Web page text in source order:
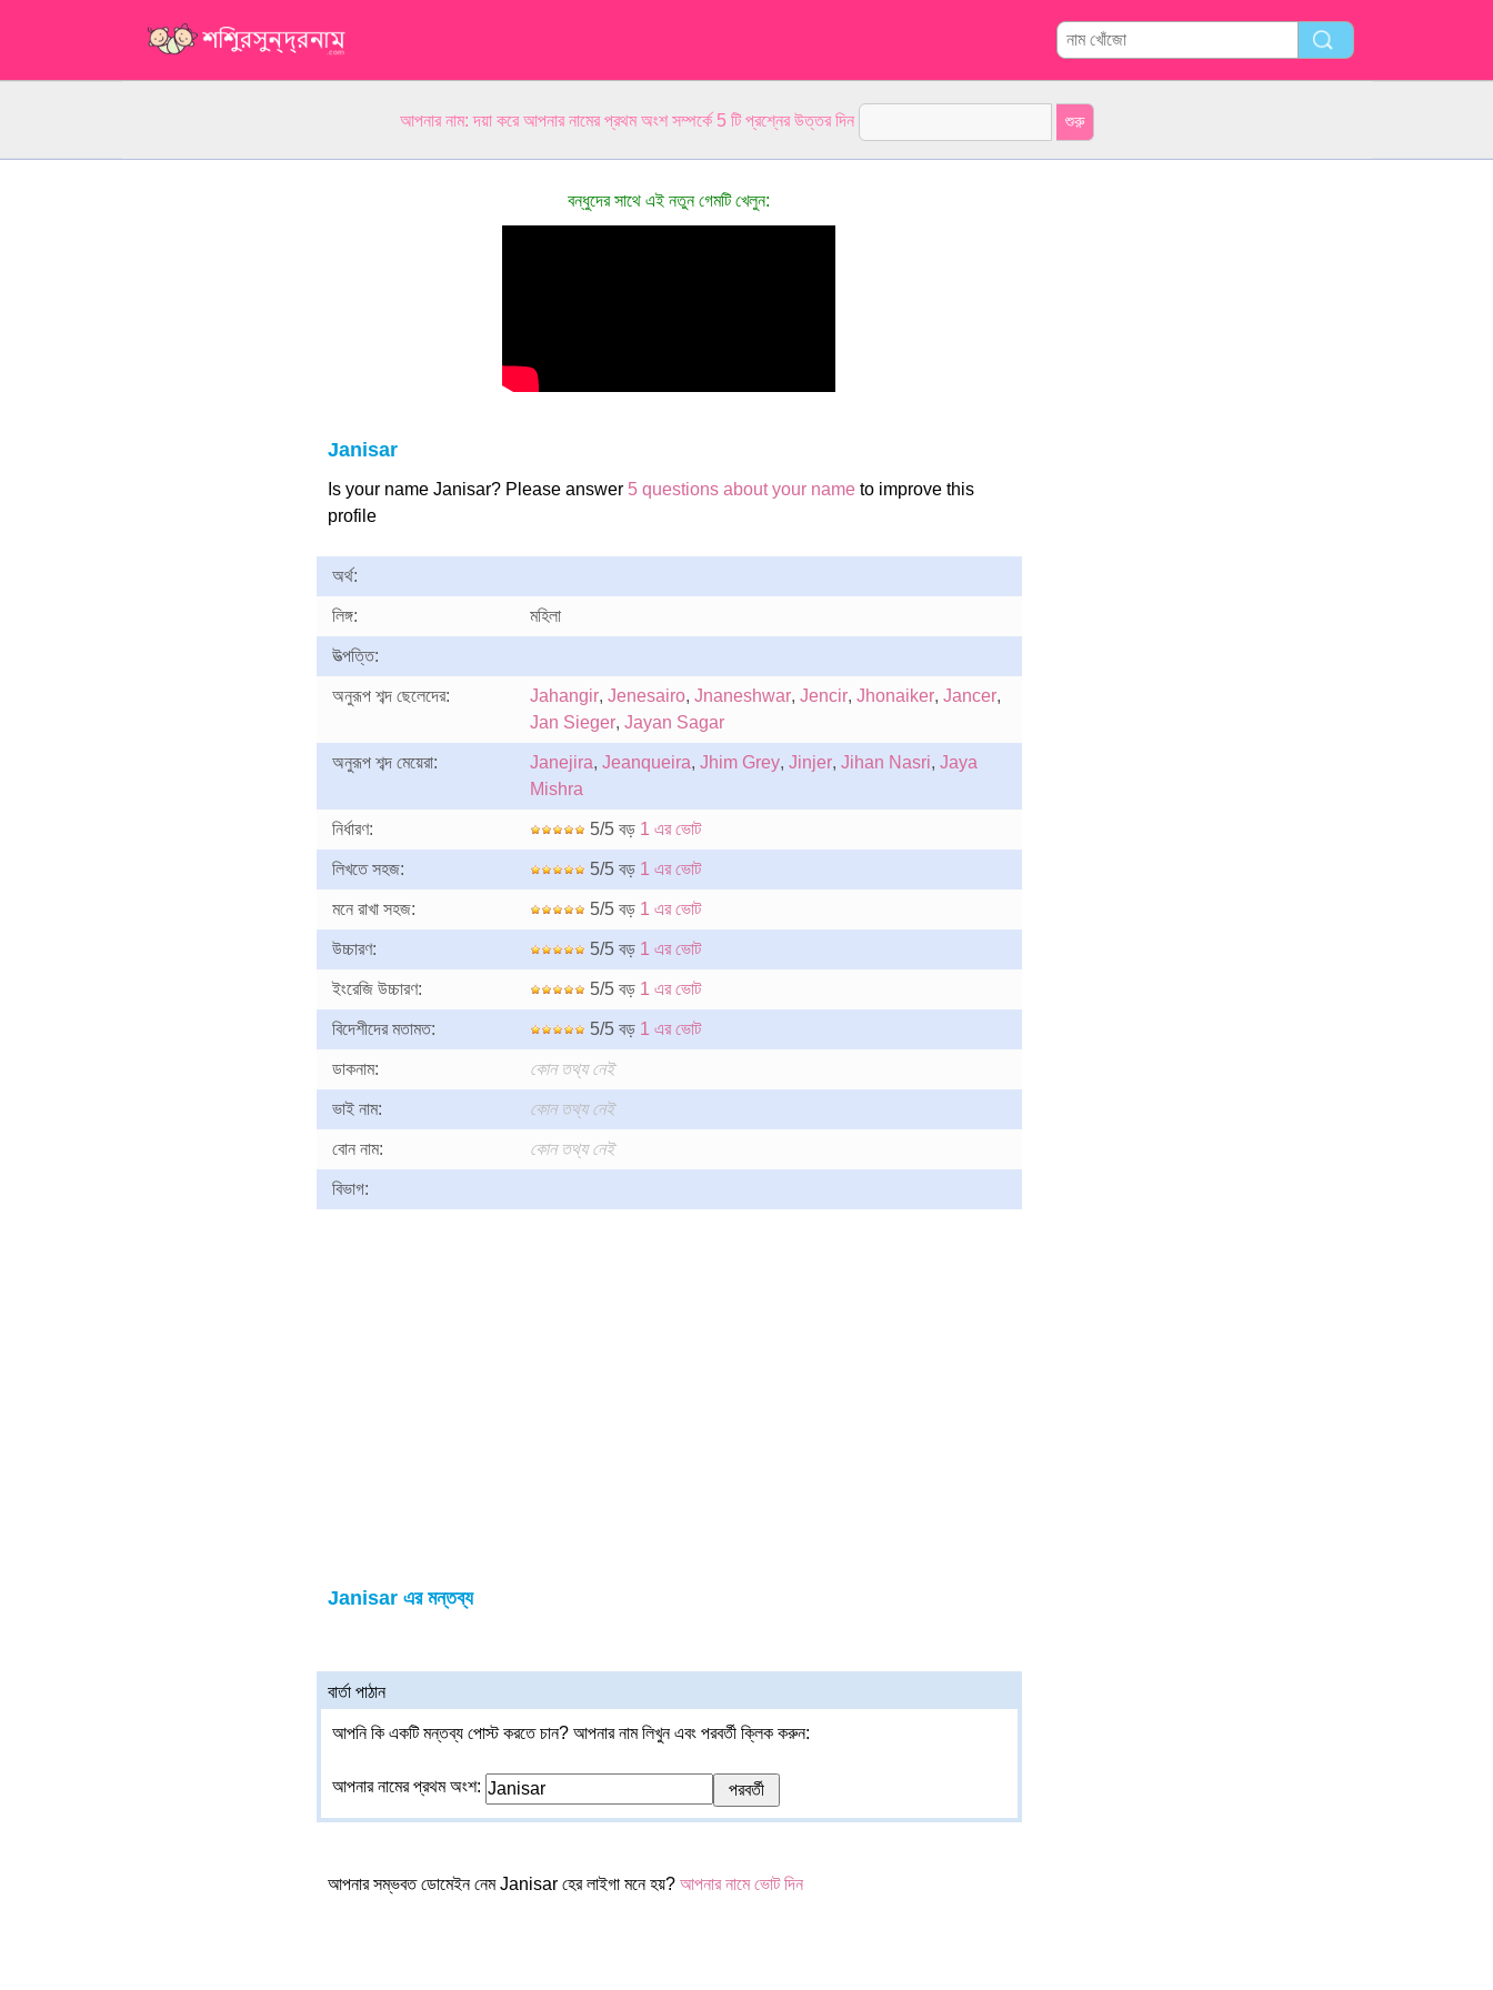
আপনার নাম: দয়া করে আপনার নামের প্রথম অংশ সম্পর্কে 5 টি প্রশ্নের উত্তর দিন
বন্ধুদের সাথে এই নতুন গেমটি খেলুন:
Janisar
Is your name Janisar? Please answer 5 questions about your nameto improve this
profile
অর্থ:
লিঙ্গ: মহিলা
উত্পত্তি:
অনুরূপ শব্দ ছেলেদের: Jahangir, Jenesairo, Jnaneshwar, Jencir, Jhonaiker, Jancer,
Jan Sieger, Jayan Sagar
অনুরূপ শব্দ মেয়েরা: Janejira, Jeanqueira, Jhim Grey, Jinjer, Jihan Nasri, Jaya
Mishra
নির্ধারণ: 5/5 বড় 1 এর ভোট
লিখতে সহজ: 5/5 বড় 1 এর ভোট
মনে রাখা সহজ: 5/5 বড় 1 এর ভোট
উচ্চারণ: 5/5 বড় 1 এর ভোট
ইংরেজি উচ্চারণ: 5/5 বড় 1 এর ভোট
বিদেশীদের মতামত: 5/5 বড় 1 এর ভোট
ডাকনাম: কোন তথ্য নেই
ভাই নাম: কোন তথ্য নেই
বোন নাম: কোন তথ্য নেই
বিভাগ:
Janisar এর মন্তব্য
বার্তা পাঠান
আপনি কি একটি মন্তব্য পোস্ট করতে চান? আপনার নাম লিখুন এবং পরবর্তী ক্লিক করুন:
আপনার নামের প্রথম অংশ:
আপনার সম্ভবত ডোমেইন নেম Janisar হের লাইগা মনে হয়? আপনার নামে ভোট দিন